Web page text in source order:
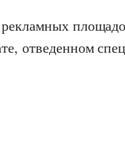
отведенном